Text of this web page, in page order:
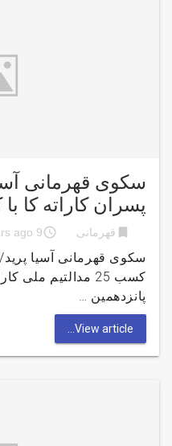
سکوی قهرمانی
پسران کاراته کا با کسب
bookmark قهرمانی access_time
9 years ago
سکوی قهرمانی آسیا پرید/
کسب 25 مدالتیم
پانزدهمین …
View article...